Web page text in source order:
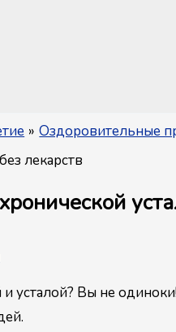
Оздоровительные
усталой? Вы не